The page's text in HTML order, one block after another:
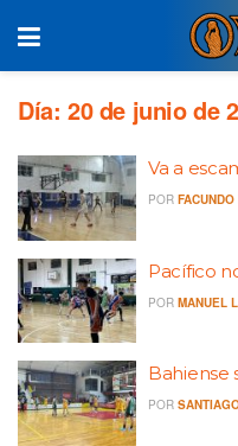
Día: 20 de junio de
Va a
POR
Pacífico
POR MANUEL
Bahiense
POR